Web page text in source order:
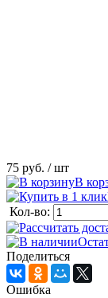
75 руб. / шт
В
Кол-во:
Поделиться
Ошибка